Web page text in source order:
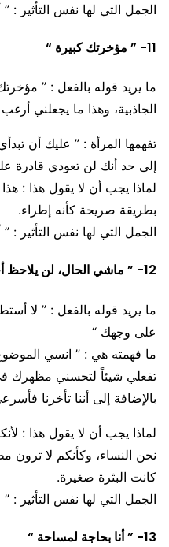
الجمل التي لها نفس التأثير
11- ” مؤخرتك كبيرة “
ما يريد قوله بالفعل : ”
الجاذبية، وهذا ما يجعلني
تفهمها المرأة : ” عليك أن
إلى حد أنك لن تعودي قادرة
لماذا يجب أن لا يقول هذا : هذا
بطريقة صريحة كأنه إطراء.
الجمل التي لها نفس التأثير
12- ” ماشي الحال، لن يلاحظ أحد “
ما يريد قوله بالفعل : ” لا
على وجهك “
ما فهمته هي : ” انسي
تفعلي شيئاً لتحسني مظهرك
بالإضافة إلى أننا تأخرنا
لماذا يجب أن لا يقول هذا :
نحن النساء، وكأنكم لا ترون
كانت البثرة صغيرة.
الجمل التي لها نفس التأثير :
13- ” أنا بحاجة لمساحة “